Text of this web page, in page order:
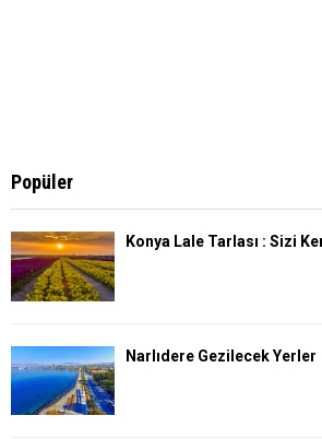
Popüler
Konya Lale Tarlası : Sizi
Narlıdere Gezilecek Yerler